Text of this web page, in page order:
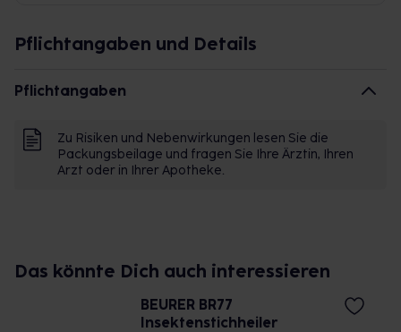
Pflichtangaben und Details
Pflichtangaben
Zu Risiken und Nebenwirkungen lesen Sie die
Packungsbeilage und fragen Sie Ihre Ärztin, Ihren
Arzt oder in Ihrer Apotheke.
Das könnte Dich auch interessieren
BEURER BR77
Insektenstichheiler